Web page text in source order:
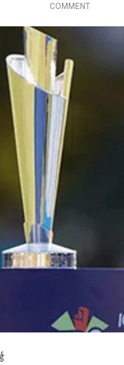
COMMENTO
M
E
2
का
शे